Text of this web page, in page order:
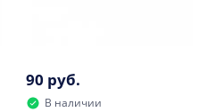
90 руб.
В наличии